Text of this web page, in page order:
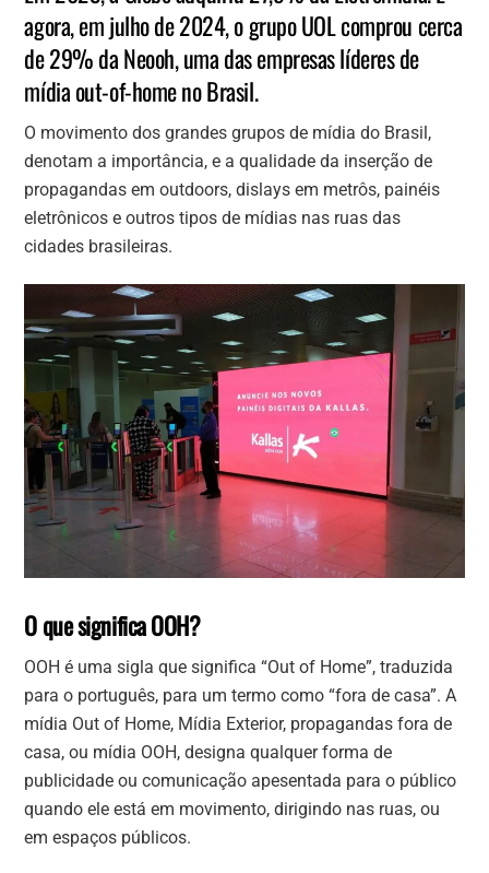
agora, em julho de 2024, o grupo UOL comprou cerca
de 29% da Neooh, uma das empresas líderes de
mídia out-of-home no Brasil.
O movimento dos grandes grupos de mídia do Brasil,
denotam a importância, e a qualidade da inserção de
propagandas em outdoors, dislays em metrôs, painéis
eletrônicos e outros tipos de mídias nas ruas das
cidades brasileiras.
O que significa OOH?
OOH é uma sigla que significa “Out of Home”, traduzida
para o português, para um termo como “fora de casa”. A
mídia Out of Home, Mídia Exterior, propagandas fora de
casa, ou mídia OOH, designa qualquer forma de
publicidade ou comunicação apesentada para o público
quando ele está em movimento, dirigindo nas ruas, ou
em espaços públicos.